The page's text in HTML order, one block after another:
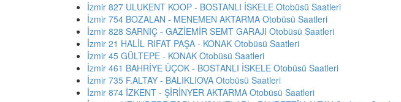
İzmir 827 ULUKENT KOOP - BOSTANLI İSKELE Otobüsü Saatleri
İzmir 754 BOZALAN - MENEMEN AKTARMA Otobüsü Saatleri
İzmir 828 SARNIÇ - GAZİEMİR SEMT GARAJI Otobüsü Saatleri
İzmir 21 HALİL RIFAT PAŞA - KONAK Otobüsü Saatleri
İzmir 45 GÜLTEPE - KONAK Otobüsü Saatleri
İzmir 461 BAHRİYE ÜÇOK - BOSTANLI İSKELE Otobüsü Saatleri
İzmir 735 F.ALTAY - BALIKLIOVA Otobüsü Saatleri
İzmir 874 İZKENT - ŞİRİNYER AKTARMA Otobüsü Saatleri